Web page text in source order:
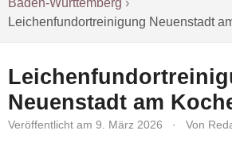
Leichenfundortreinigung Neuenstadt
Neuenstadt am
Veröffentlicht am 9. März 2026 · Von